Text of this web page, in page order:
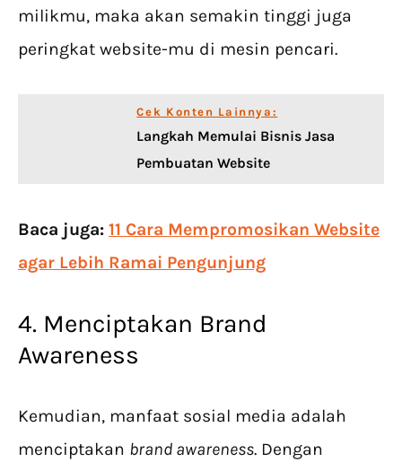
milikmu, maka akan semakin tinggi juga
peringkat website-mu di mesin pencari.
Cek Konten Lainnya:
Langkah Memulai Bisnis Jasa
Pembuatan Website
Baca juga: 11 Cara Mempromosikan Website
agar Lebih Ramai Pengunjung
4. Menciptakan Brand
Awareness
Kemudian, manfaat sosial media adalah
menciptakan brand awareness. Dengan